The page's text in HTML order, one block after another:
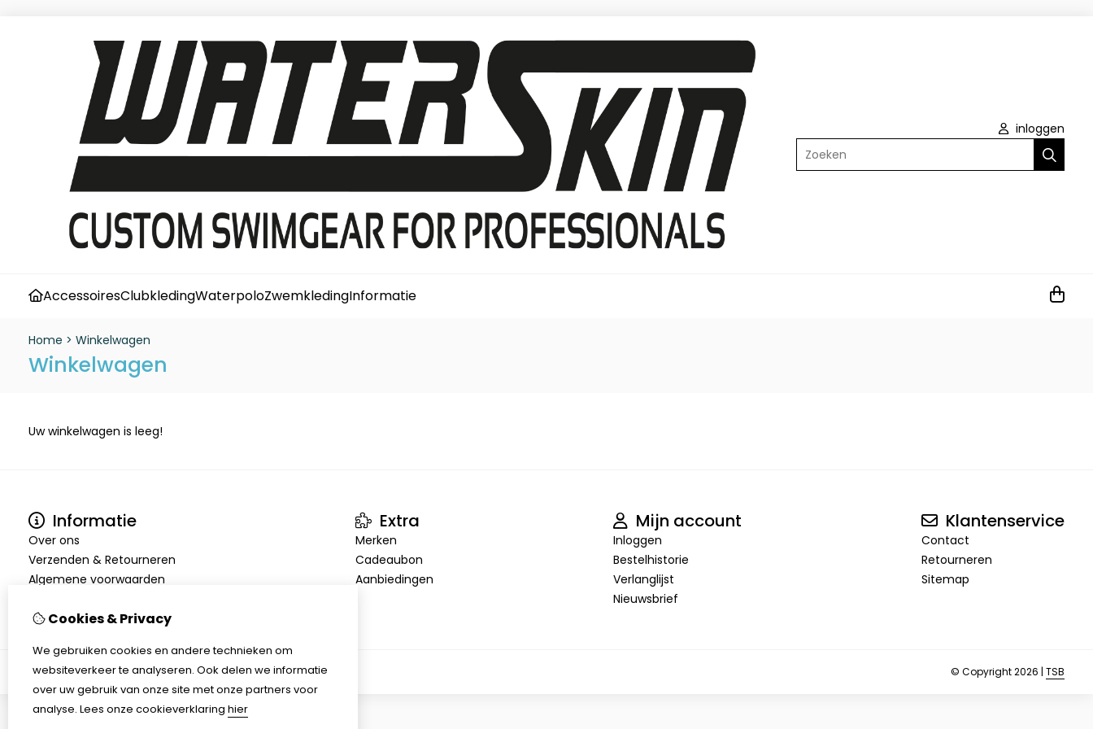
inloggen
Zoeken
AccessoiresClubkledingWaterpoloZwemkledingInformatie
Home > Winkelwagen
Winkelwagen
Uw winkelwagen is leeg!
Informatie
Over ons
Verzenden & Retourneren
Algemene voorwaarden
Extra
Merken
Cadeaubon
Aanbiedingen
Mijn account
Inloggen
Bestelhistorie
Verlanglijst
Nieuwsbrief
Klantenservice
Contact
Retourneren
Sitemap
© Copyright 2026 | TSB
Cookies & Privacy
We gebruiken cookies en andere technieken om
websiteverkeer te analyseren. Ook delen we informatie
over uw gebruik van onze site met onze partners voor
analyse. Lees onze cookieverklaring hier